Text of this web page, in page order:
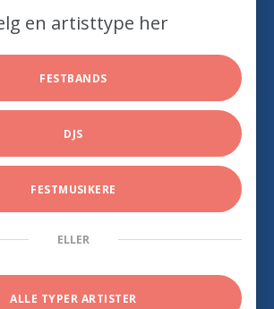
en artisttype her
FESTBANDS
DJS
FESTMUSIKERE
ELLER
ALLE TYPER ARTISTER